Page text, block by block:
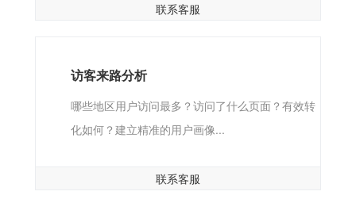
联系客服
访客来路分析
哪些地区用户访问最多？访问了什么页面？有效转
化如何？建立精准的用户画像...
联系客服